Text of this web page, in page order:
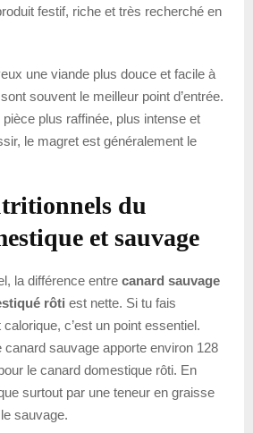
festif, riche et très recherché en
une viande plus douce et facile à
souvent le meilleur point d’entrée.
plus raffinée, plus intense et
le magret est généralement le
du
et sauvage
la différence entre canard sauvage
rôti est nette. Si tu fais
c’est un point essentiel.
sauvage apporte environ 128
le canard domestique rôti. En
surtout par une teneur en graisse
sauvage.